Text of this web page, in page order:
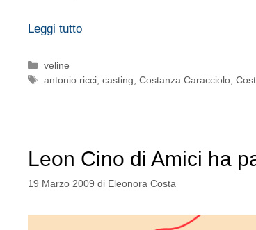
Leggi tutto
Categorie
veline
Tag
antonio ricci ,casting ,Costanza Caracciolo ,
Leon Cino di Amici ha
19 Marzo 2009 di Eleonora Costa